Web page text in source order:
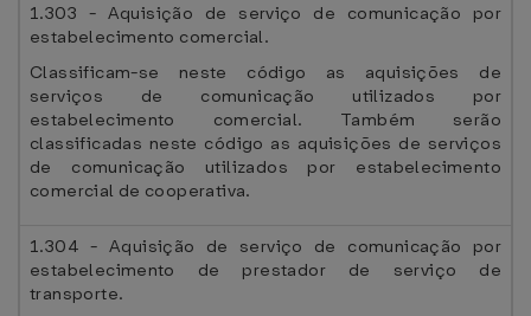
1.303 - Aquisição de serviço de comunicação por
estabelecimento comercial.
Classificam-se neste código as aquisições de
serviços de comunicação utilizados por
estabelecimento comercial. Também serão
classificadas neste código as aquisições de serviços
de comunicação utilizados por estabelecimento
comercial de cooperativa.
1.304 - Aquisição de serviço de comunicação por
estabelecimento de prestador de serviço de
transporte.